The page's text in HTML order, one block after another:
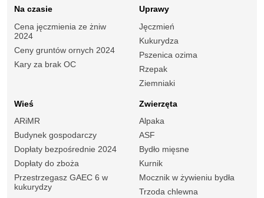
Na czasie
Cena jęczmienia ze żniw
2024
Ceny gruntów ornych 2024
Kary za brak OC
Uprawy
Jęczmień
Kukurydza
Pszenica ozima
Rzepak
Ziemniaki
Wieś
ARiMR
Budynek gospodarczy
Dopłaty bezpośrednie 2024
Dopłaty do zboża
Przestrzegasz GAEC 6 w
kukurydzy
Zwierzęta
Alpaka
ASF
Bydło mięsne
Kurnik
Mocznik w żywieniu bydła
Trzoda chlewna